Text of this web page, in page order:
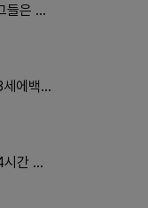
들은 …
세에백…
시간 …